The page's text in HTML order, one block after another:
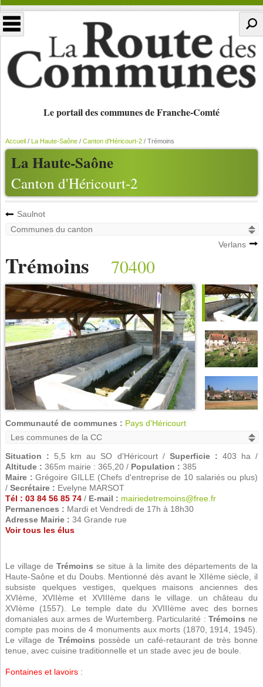
Le portail des communes de Franche-Comté
La Haute-Saône
Canton d'Héricourt-2
Accueil/ La Haute-Saône/ Canton d'Héricourt-2/ Trémoins
Saulnot
Verlans
Trémoins 70400
Communauté de communes : Pays d'Héricourt
Situation : 5,5 km au SO d'Héricourt / Superficie : 403 ha /
Altitude : 365m mairie : 365,20 / Population : 385
Maire : Grégoire GILLE (Chefs d'entreprise de 10 salariés ou plus)
/ Secrétaire : Evelyne MARSOT
Tél : 03 84 56 85 74/ E-mail : mairiedetremoins@free.fr
Permanences : Mardi et Vendredi de 17h à 18h30
Adresse Mairie : 34 Grande rue
Voir tous les élus
Le village de Trémoins se situe à la limite des départements de la
Haute-Saône et du Doubs. Mentionné dès avant le XIIème siècle, il
subsiste quelques vestiges, quelques maisons anciennes des
XVIème, XVIIème et XVIIIème dans le village. un château du
XVIème (1557). Le temple date du XVIIIème avec des bornes
domaniales aux armes de Wurtemberg. Particularité : Trémoins ne
compte pas moins de 4 monuments aux morts (1870, 1914, 1945).
Le village de Trémoins possède un café-retaurant de très bonne
tenue, avec cuisine traditionnelle et un stade avec jeu de boule.
Fontaines et lavoirs :